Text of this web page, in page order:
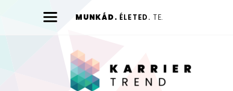
MUNKÁD. ÉLETED. TE.